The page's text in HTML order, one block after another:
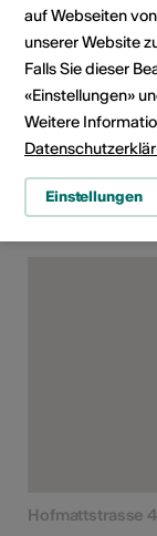
Rubrik
Hofmattstrasse
auf Webseiten
unserer Website
Falls Sie dieser
«Einstellungen»
Weitere
Einstellungen